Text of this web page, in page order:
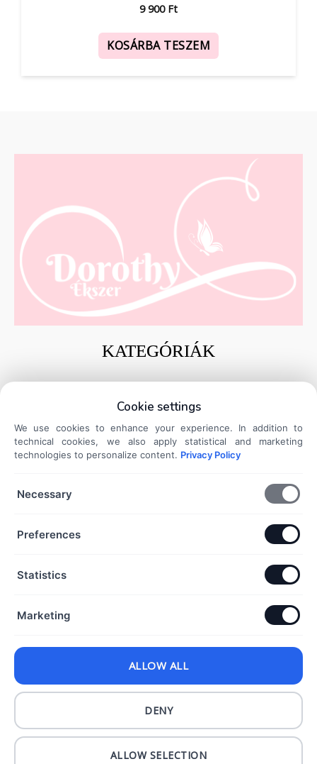
9 900 Ft
KOSÁRBA TESZEM
KATEGÓRIÁK
Ezüst charmok és medálok
Ezüst karkötők
Ezüst nyakláncok
+36 70 432 6231
Cookie settings
We use cookies to enhance your experience. In addition to
technical cookies, we also apply statistical and marketing
technologies to personalize content. Privacy Policy
Necessary
Preferences
Statistics
Marketing
DENY
ALLOW SELECTION
ALLOW ALL